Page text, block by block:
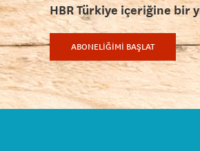
HBR Türkiye içeriğine bir
ABONELİĞİMİ BAŞLAT